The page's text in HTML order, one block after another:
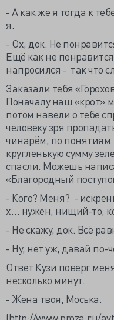
- А как же я тогда к
я.
- Ох, док. Не
Ещё как не
напросился - так что
Заказали тебя
Поначалу наш «крот»
потом навели о тебе
человеку зря
чинарём, по
кругленькую сумму
спасли. Можешь
«Благородный
- Кого? Меня? -
х… нужен, нищий-то,
- Не скажу, док. Всё
- Ну, нет уж, давай по-
Ответ Кузи поверг
несколько минут.
- Жена твоя, Моська.